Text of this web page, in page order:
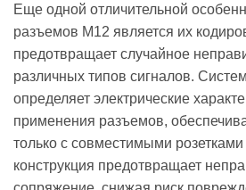
Еще одной отличительной
разъемов M12 является их
предотвращает случайное
различных типов сигналов.
определяет электрические
применения разъемов,
только с совместимыми
конструкция предотвращает